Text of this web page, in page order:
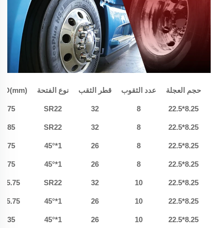
حجم العجلة عدد الثقوب قطر الثقب نوع الفتحة
8.25*22.5
8
32
SR22
275
8.25*22.5
8
32
SR22
285
8.25*22.5
8
26
1*45°
275
8.25*22.5
8
26
1*45°
275
8.25*22.5
10
32
SR22
8.25*22.5
10
26
1*45°
8.25*22.5
10
26
1*45°
335